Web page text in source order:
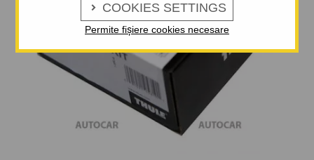
 COOKIES SETTINGS
Permite fișiere cookies necesare